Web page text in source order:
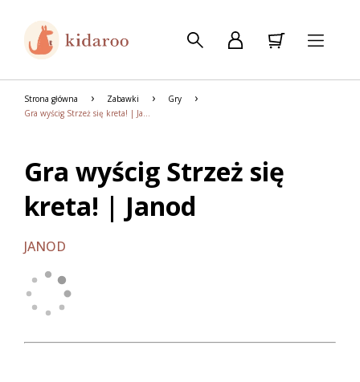
Strona główna Zabawki
Gry
Gra wyścig Strzeż się kreta! | Janod
Gra wyścig Strzeż się
kreta! | Janod
JANOD